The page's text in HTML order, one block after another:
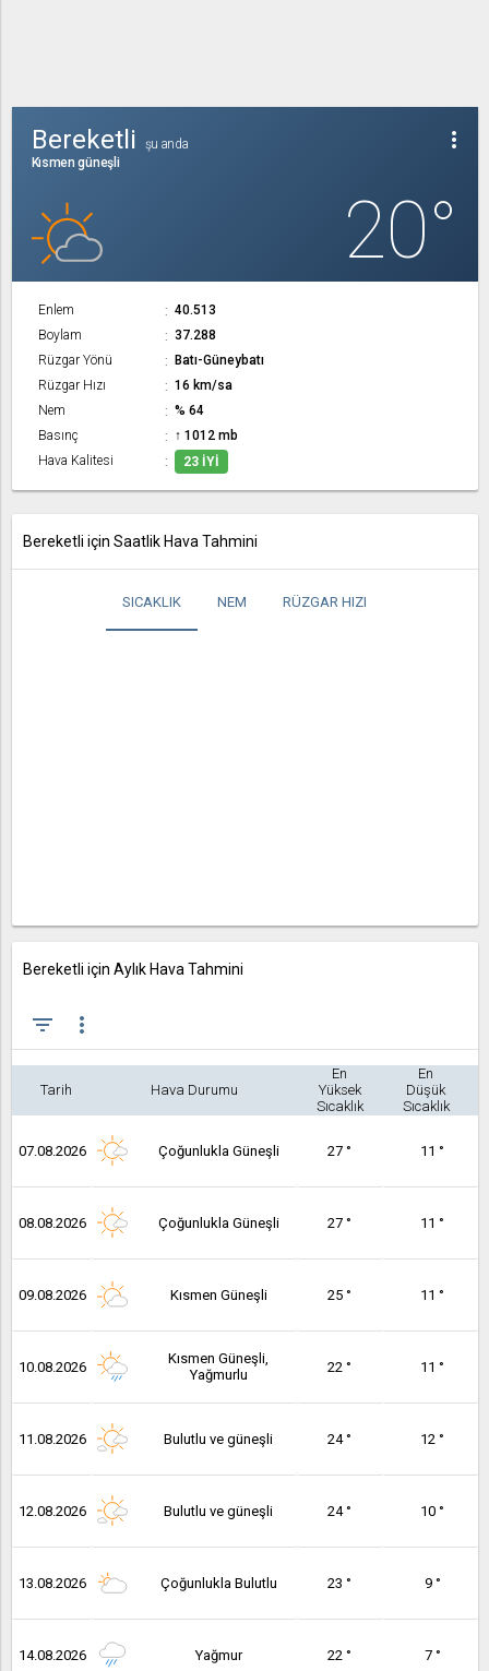
more_vert
Bereketli
şu anda
Kısmen güneşli
20°
Enlem
40.513
Boylam
37.288
Rüzgar Yönü
Batı-Güneybatı
Rüzgar Hızı
16 km/sa
Nem
% 64
Basınç
↑ 1012 mb
Hava Kalitesi
23 İYI
Bereketli için Saatlik Hava Tahmini
SICAKLIK NEM RÜZGAR HIZI
Bereketli için Aylık Hava Tahmini
filter_list more_vert
Tarih Hava Durumu
En
Yüksek
Sıcaklık
En
Düşük
Sıcaklık
07.08.2026 Çoğunlukla Güneşli 27 ° 11 °
08.08.2026 Çoğunlukla Güneşli 27 ° 11 °
09.08.2026 Kısmen Güneşli 25 ° 11 °
10.08.2026
Kısmen Güneşli,
Yağmurlu
22 ° 11 °
11.08.2026 Bulutlu ve güneşli 24 ° 12 °
12.08.2026 Bulutlu ve güneşli 24 ° 10 °
13.08.2026 Çoğunlukla Bulutlu 23 ° 9 °
14.08.2026 Yağmur 22 ° 7 °